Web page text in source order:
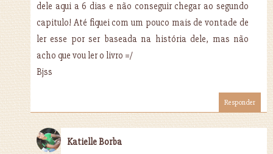
dele aqui a 6 dias e não conseguir chegar ao segundo
capitulo! Até fiquei com um pouco mais de vontade de
ler esse por ser baseada na história dele, mas não
acho que vou ler o livro =/
Bjss
Responder
Katielle Borba